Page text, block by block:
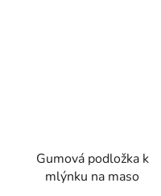
Gumová podložka k
mlýnku na maso